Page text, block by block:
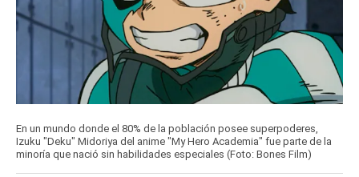
En un mundo donde el 80% de la población posee superpoderes,
Izuku "Deku" Midoriya del anime "My Hero Academia" fue parte de la
minoría que nació sin habilidades especiales (Foto: Bones Film)